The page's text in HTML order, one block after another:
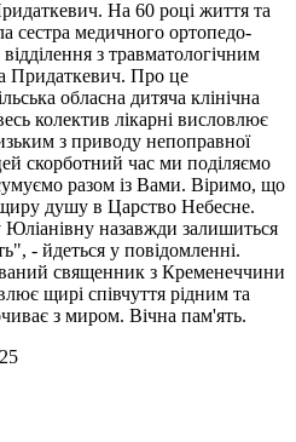
На 60 році життя та
сестра медичного ортопедо-
з травматологічним
Придаткевич. Про це
обласна дитяча клінічна
колектив лікарні висловлює
з приводу непоправної
скорботний час ми поділяємо
разом із Вами. Віримо, що
щиру душу в Царство Небесне.
Юліанівну назавжди залишиться
- йдеться у повідомленні.
священник з Кременеччини
щирі співчуття рідним та
з миром. Вічна пам'ять.